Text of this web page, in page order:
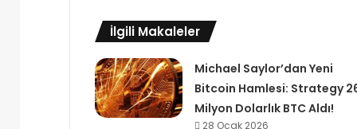
İlgili Makaleler
Michael Saylor’dan Yeni
Bitcoin Hamlesi: Strategy
Milyon Dolarlık BTC Aldı!
28 Ocak 2026